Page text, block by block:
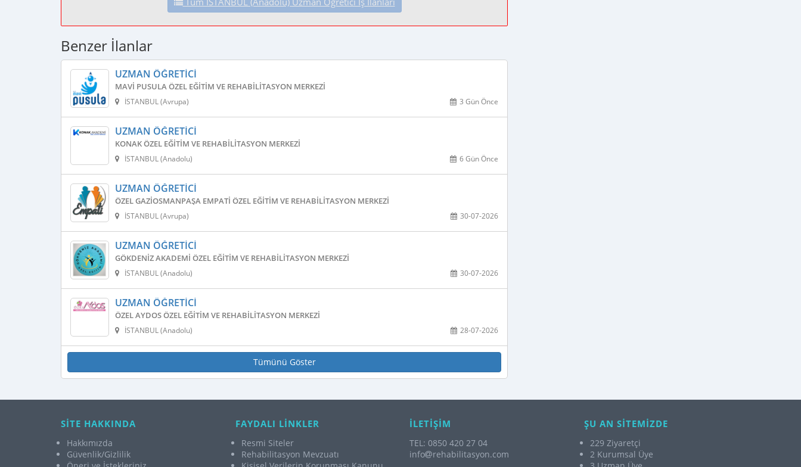
Benzer İlanlar
UZMAN ÖĞRETICI
MAVI PUSULA ÖZEL EĞITIM VE REHABILITASYON MERKEZI
3 Gün Önce
İSTANBUL (Avrupa)
UZMAN ÖĞRETICI
KONAK ÖZEL EĞITIM VE REHABILITASYON MERKEZI
6 Gün Önce
İSTANBUL (Anadolu)
UZMAN ÖĞRETICI
ÖZEL GAZIOSMANPAŞA EMPATI ÖZEL EĞITIM VE REHABILITASYON MERKEZI
30-07-2026
İSTANBUL (Avrupa)
UZMAN ÖĞRETICI
GÖKDENIZ AKADEMI ÖZEL EĞITIM VE REHABILITASYON MERKEZI
30-07-2026
İSTANBUL (Anadolu)
UZMAN ÖĞRETICI
ÖZEL AYDOS ÖZEL EĞITIM VE REHABILITASYON MERKEZI
28-07-2026
İSTANBUL (Anadolu)
Tümünü Göster
SİTE HAKKINDA
Hakkımızda
Güvenlik/Gizlilik
FAYDALI LİNKLER
Resmi Siteler
Rehabilitasyon Mevzuatı
İLETİŞİM
TEL: 0850 420 27 04
info
rehabilitasyon.com
ŞU AN SİTEMİZDE
229 Ziyaretçi
2 Kurumsal Üye